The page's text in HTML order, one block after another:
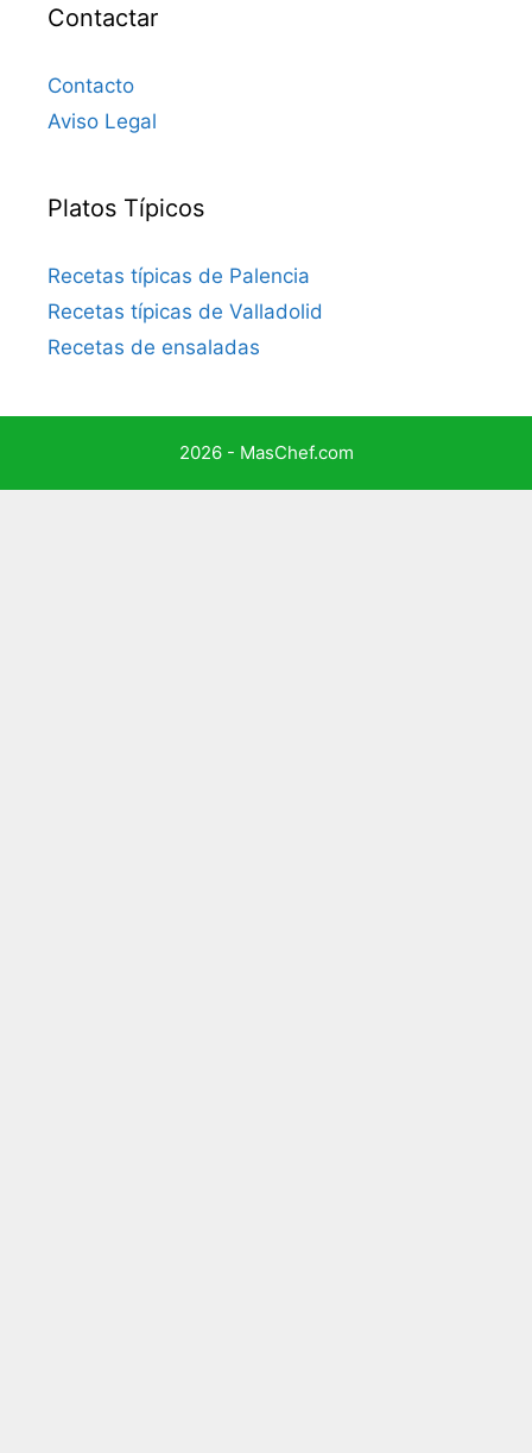
Contactar
Contacto
Aviso Legal
Platos Típicos
Recetas típicas de Palencia
Recetas típicas de Valladolid
Recetas de ensaladas
2026 - MasChef.com